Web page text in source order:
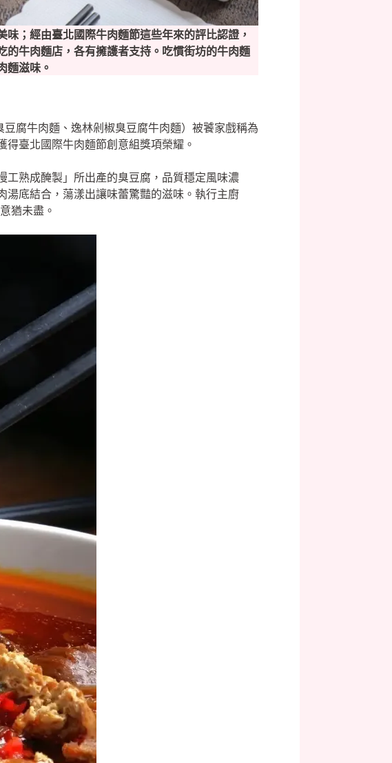
；經由臺北國際牛肉麵節這些年來的評比認證，
的牛肉麵店，各有擁護者支持。吃慣街坊的牛肉麵
麵滋味。
腐牛肉麵、逸林剁椒臭豆腐牛肉麵）被饕家戲稱為
得臺北國際牛肉麵節創意組獎項榮耀。
工熟成醃製」所出產的臭豆腐，品質穩定風味濃
湯底結合，蕩漾出讓味蕾驚豔的滋味。執行主廚
猶未盡。